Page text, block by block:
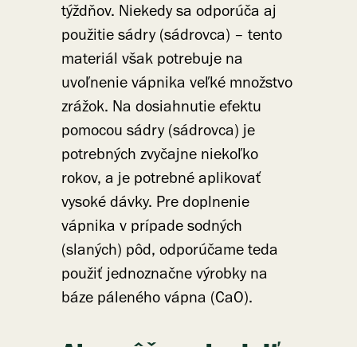
týždňov. Niekedy sa odporúča aj
použitie sádry (sádrovca) – tento
materiál však potrebuje na
uvoľnenie vápnika veľké množstvo
zrážok. Na dosiahnutie efektu
pomocou sádry (sádrovca) je
potrebných zvyčajne niekoľko
rokov, a je potrebné aplikovať
vysoké dávky. Pre doplnenie
vápnika v prípade sodných
(slaných) pôd, odporúčame teda
použiť jednoznačne výrobky na
báze páleného vápna (CaO).